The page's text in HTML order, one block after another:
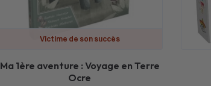
Victime de son succès
Ma 1ère aventure : Voyage en Terre
Ocre